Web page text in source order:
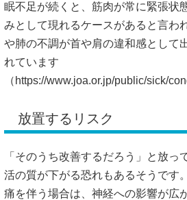
放置するリスク
「そのうち改善するだろう」と放っ
活の質が下がる恐れもあるそうです
り、早めの相談が推奨されています。
相談の目安
一般的に、数日〜1週間で痛みが和ら